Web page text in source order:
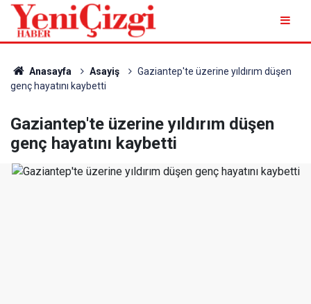
Anasayfa Asayiş
Gaziantep'te üzerine yıldırım düşen
genç hayatını kaybetti
Gaziantep'te üzerine yıldırım düşen
genç hayatını kaybetti